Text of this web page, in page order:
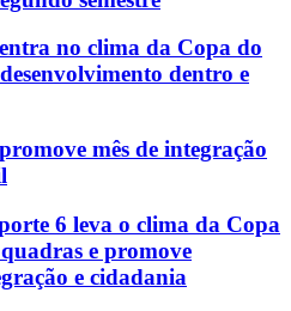
no clima da Copa do
dentro e
mês de integração
6 leva o clima da Copa
e promove
e cidadania